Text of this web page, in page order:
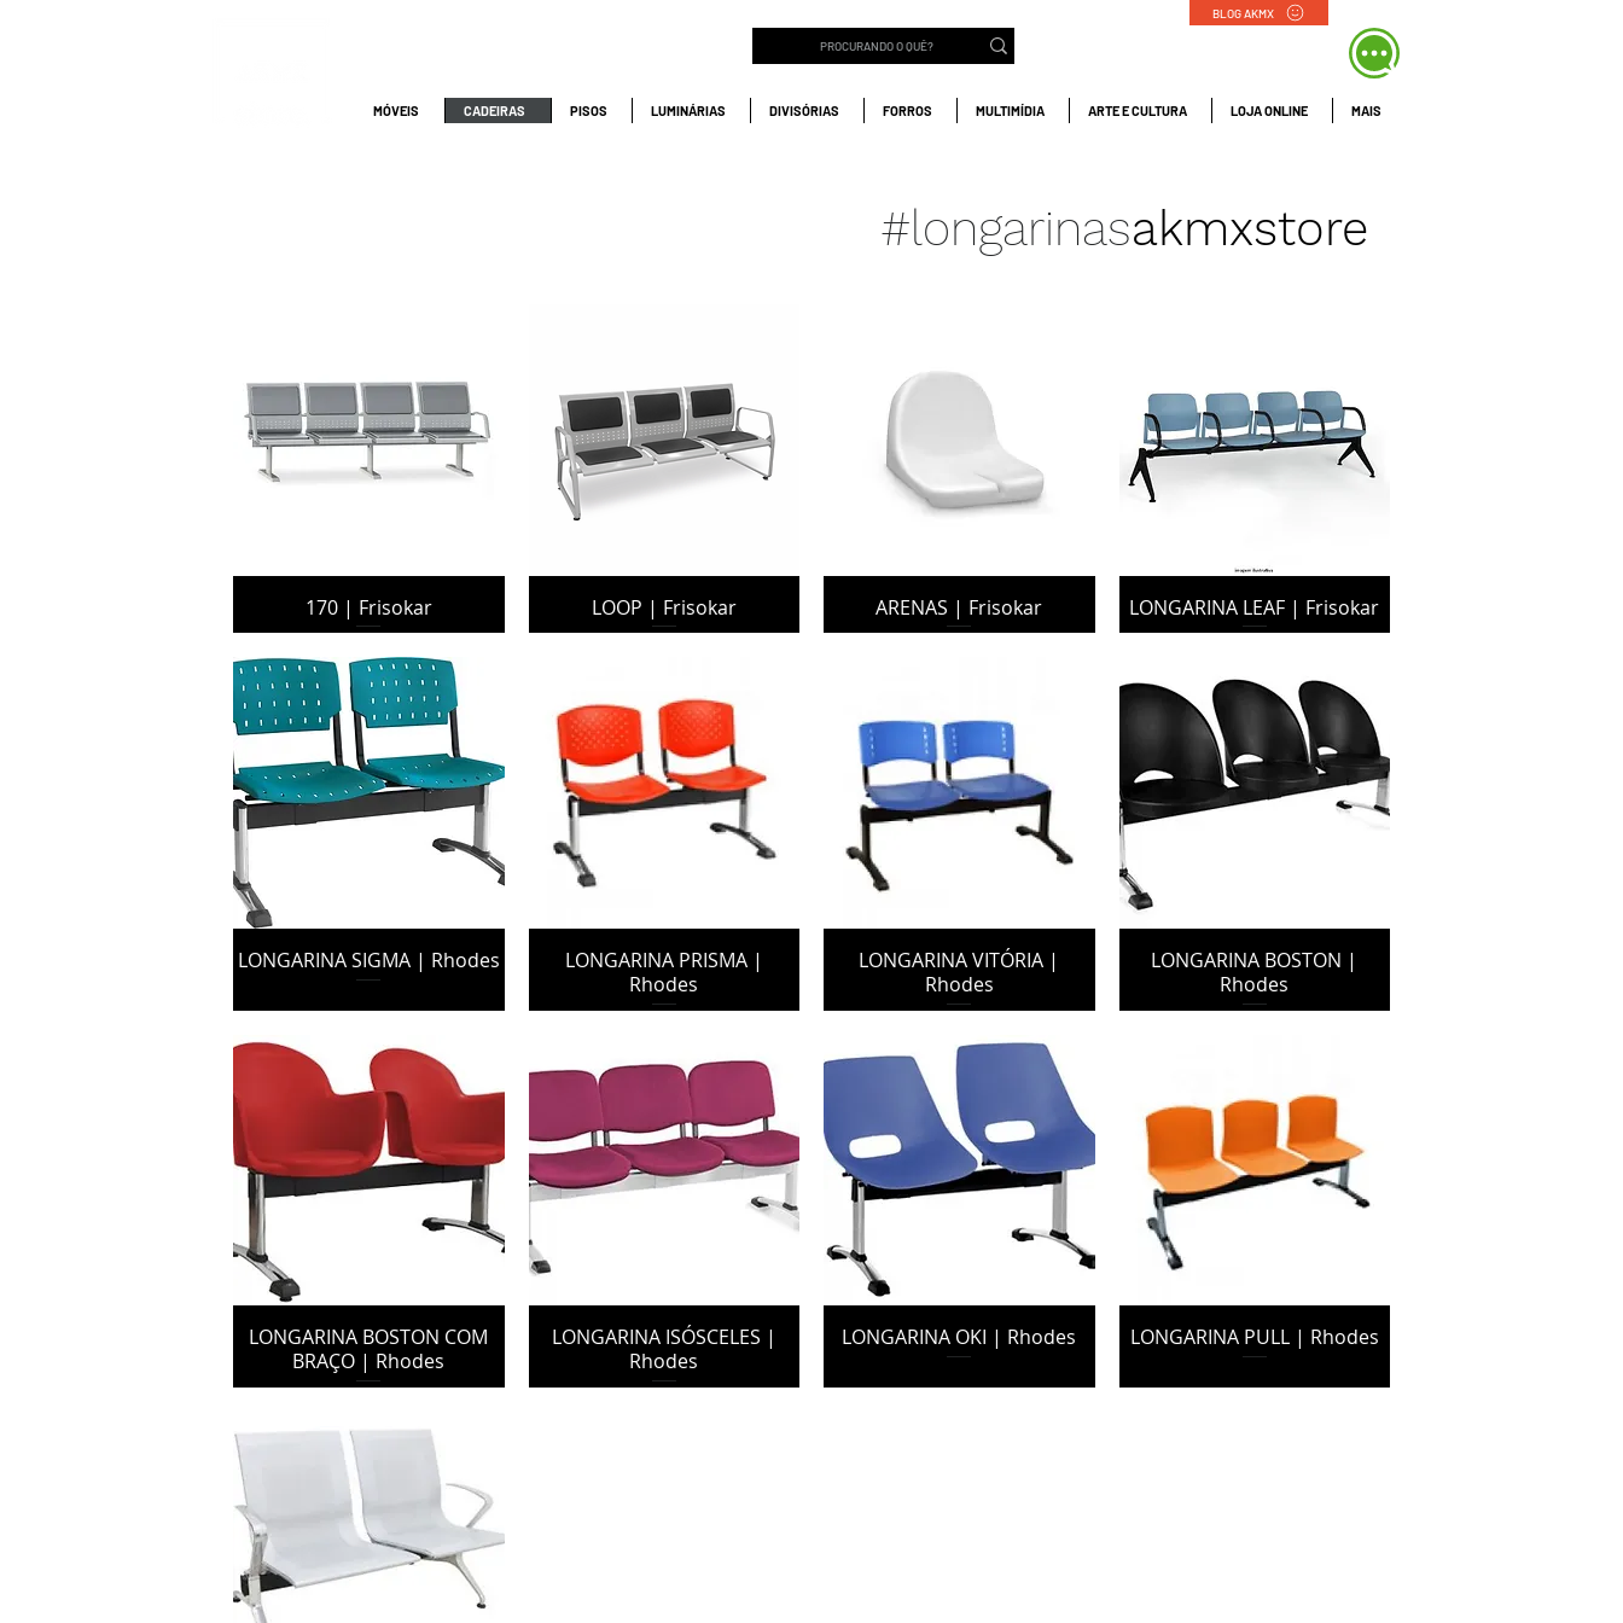
BLOG AKMX
MÓVEIS CADEIRAS PISOS LUMINÁRIAS DIVISÓRIAS FORROS MULTIMÍDIA ARTE E CULTURA LOJA ONLINE MAIS
#longarinasakmxstore
170 | Frisokar LOOP | Frisokar ARENAS | Frisokar LONGARINA LEAF | Frisokar
LONGARINA SIGMA | Rhodes
LONGARINA PRISMA |
Rhodes
LONGARINA VITÓRIA |
Rhodes
LONGARINA BOSTON |
Rhodes
LONGARINA BOSTON COM
BRAÇO | Rhodes
LONGARINA ISÓSCELES |
Rhodes
LONGARINA OKI | Rhodes LONGARINA PULL | Rhodes